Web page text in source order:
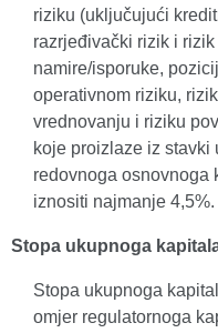
riziku (uključujući
razrjeđivački rizik i
namire/isporuke,
operativnom riziku,
vrednovanju i riziku
koje proizlaze iz stavki
redovnoga osnovnoga
iznositi najmanje 4,5%.
Stopa ukupnoga
Stopa ukupnoga
omjer regulatornoga